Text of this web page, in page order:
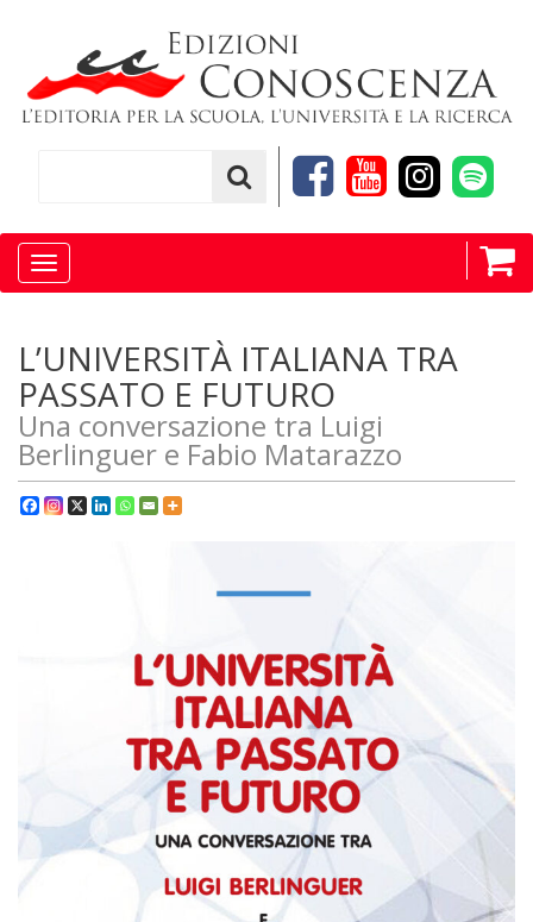
Toggle
navigation
L’UNIVERSITÀ ITALIANA TRA
PASSATO E FUTURO
Una conversazione tra Luigi
Berlinguer e Fabio Matarazzo